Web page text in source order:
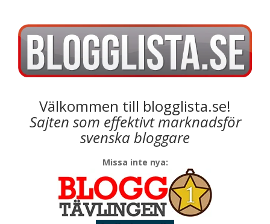
Välkommen till blogglista.se!
Sajten som effektivt marknadsför
svenska bloggare
Missa inte nya: